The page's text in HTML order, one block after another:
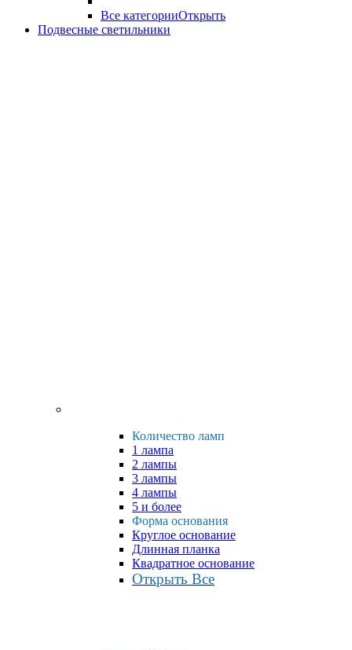
Все категорииОткрыть
Подвесные светильники
Количество ламп
1 лампа
2 лампы
3 лампы
4 лампы
5 и более
Форма основания
Круглое основание
Длинная планка
Квадратное основание
Открыть Все